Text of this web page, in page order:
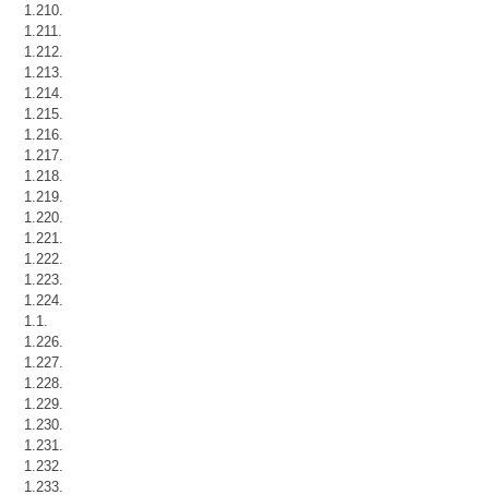
1.210.
1.211.
1.212.
1.213.
1.214.
1.215.
1.216.
1.217.
1.218.
1.219.
1.220.
1.221.
1.222.
1.223.
1.224.
1.1.
1.226.
1.227.
1.228.
1.229.
1.230.
1.231.
1.232.
1.233.